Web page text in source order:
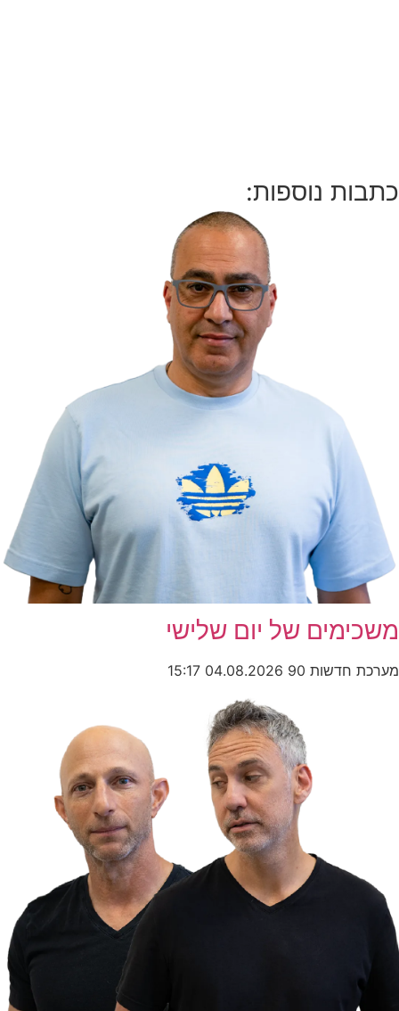
כתבות נוספות:
משכימים של יום שלישי
מערכת חדשות 90 04.08.2026
15:17